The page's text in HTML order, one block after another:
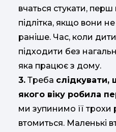
вчаться стукати, перш
підлітка, якщо вони
раніше. Час, коли
підходити без
яка працює з дому.
3. Треба
якого віку робила
ми зупинимо її трохи
втомиться. Маленькі